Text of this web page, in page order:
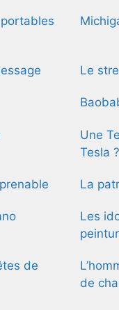
Le
Une
Tesla ?
La
Les
de
de